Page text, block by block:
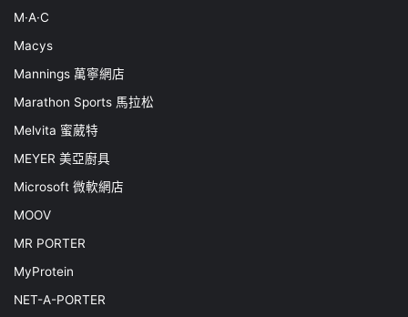
M·A·C
Macys
Mannings 萬寧網店
Marathon Sports 馬拉松
Melvita 蜜葳特
MEYER 美亞廚具
Microsoft 微軟網店
MOOV
MR PORTER
MyProtein
NET-A-PORTER